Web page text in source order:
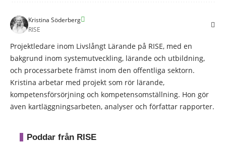
Kristina Söderberg
RISE
Projektledare inom Livslångt Lärande på RISE, med en
bakgrund inom systemutveckling, lärande och utbildning,
och processarbete främst inom den offentliga sektorn.
Kristina arbetar med projekt som rör lärande,
kompetensförsörjning och kompetensomställning. Hon gör
även kartläggningsarbeten, analyser och författar rapporter.
Poddar från RISE